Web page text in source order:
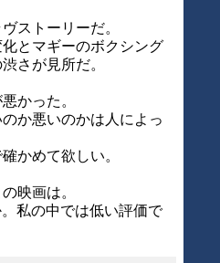
ストーリーだ。
とマギーのボクシング
さが見所だ。
かった。
か悪いのかは人によっ
かめて欲しい。
映画は。
私の中では低い評価で